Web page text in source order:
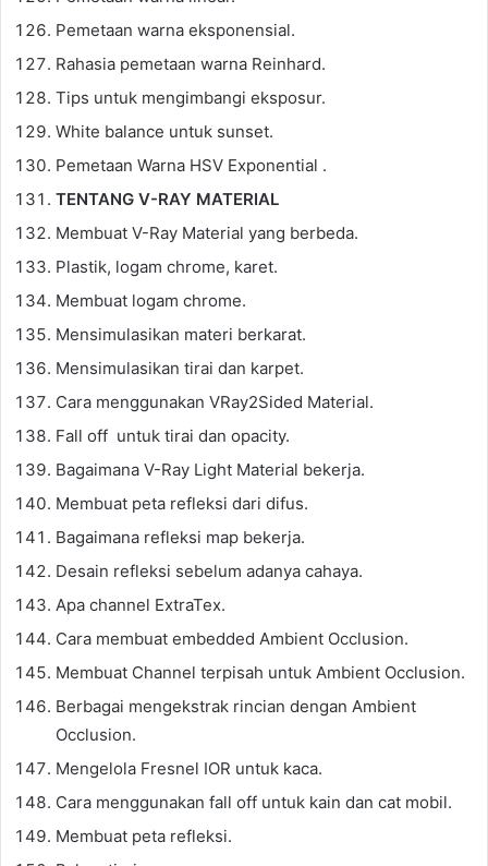
Pemetaan warna eksponensial.
Rahasia pemetaan warna Reinhard.
Tips untuk mengimbangi eksposur.
White balance untuk sunset.
Pemetaan Warna HSV Exponential .
TENTANG V-RAY MATERIAL
Membuat V-Ray Material yang berbeda.
Plastik, logam chrome, karet.
Membuat logam chrome.
Mensimulasikan materi berkarat.
Mensimulasikan tirai dan karpet.
Cara menggunakan VRay2Sided Material.
Fall off untuk tirai dan opacity.
Bagaimana V-Ray Light Material bekerja.
Membuat peta refleksi dari difus.
Bagaimana refleksi map bekerja.
Desain refleksi sebelum adanya cahaya.
Apa channel ExtraTex.
Cara membuat embedded Ambient Occlusion.
Membuat Channel terpisah untuk Ambient Occlusion.
Berbagai mengekstrak rincian dengan Ambient
Occlusion.
Mengelola Fresnel IOR untuk kaca.
Cara menggunakan fall off untuk kain dan cat mobil.
Membuat peta refleksi.